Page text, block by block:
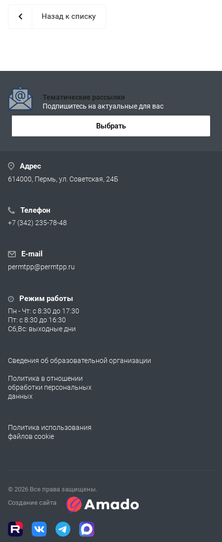
Назад к списку
Тематические рассылки
Подпишитесь на актуальные для вас
Выбрать
Адрес
614000, Пермь, ул. Советская, 24Б
Телефон
+7 (342) 235-78-48
E-mail
permtpp@permtpp.ru
Режим работы
Пн - Чт: с 8:30 до 17:30
Пт: с 8:30 до 16:30
Сб,Вс: выходные дни
Сведения об образовательной организации
Политика в отношении
обработки персональных
данных
Политика использования
файлов cookie
© 2026 Все права защищены.
Создание сайта